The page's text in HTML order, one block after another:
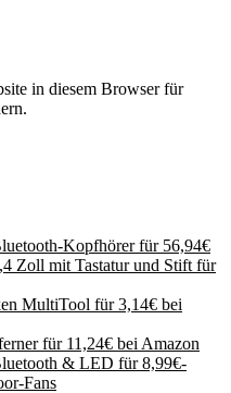
in diesem Browser für
Kopfhörer für 56,94€
Zoll mit Tastatur und Stift für
MultiTool für 3,14€ bei
für 11,24€ bei Amazon
& LED für 8,99€-
Fans